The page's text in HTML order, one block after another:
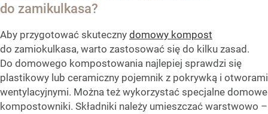
do zamikulkasa?
Aby przygotować skuteczny domowy kompost
do zamiokulkasa, warto zastosować się do kilku zasad.
Do domowego kompostowania najlepiej sprawdzi się
plastikowy lub ceramiczny pojemnik z pokrywką i otworami
wentylacyjnymi. Można też wykorzystać specjalne domowe
kompostowniki. Składniki należy umieszczać warstwowo –